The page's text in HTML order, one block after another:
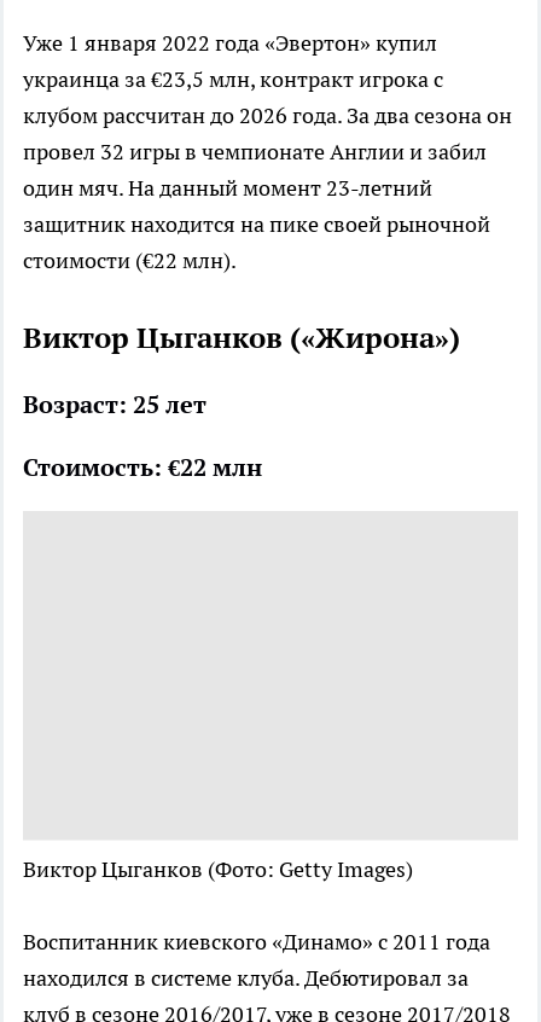
Уже 1 января 2022 года «Эвертон» купил
украинца за €23,5 млн, контракт игрока с
клубом рассчитан до 2026 года. За два сезона он
провел 32 игры в чемпионате Англии и забил
один мяч. На данный момент 23-летний
защитник находится на пике своей рыночной
стоимости (€22 млн).
Виктор Цыганков («Жирона»)
Возраст: 25 лет
Стоимость: €22 млн
Виктор Цыганков (Фото: Getty Images)
Воспитанник киевского «Динамо» с 2011 года
находился в системе клуба. Дебютировал за
клуб в сезоне 2016/2017, уже в сезоне 2017/2018